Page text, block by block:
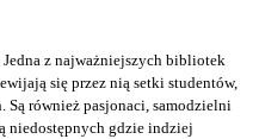
z najważniejszych bibliotek
się przez nią setki studentów,
również pasjonaci, samodzielni
niedostępnych gdzie indziej